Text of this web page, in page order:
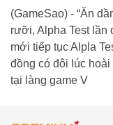
(GameSao) - “Ăn
rưỡi, Alpha Test lần
mới tiếp tục Alpla
đồng có đôi lúc
tại làng game V